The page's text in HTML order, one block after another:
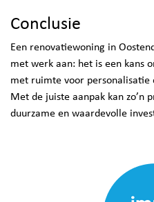
Conclusie
Een renovatiewoning in
met werk aan: het is een kans
met ruimte voor
Met de juiste aanpak kan zo’n
duurzame en waardevolle